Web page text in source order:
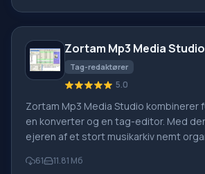
Zortam Mp3 Media Studio
Tag-redaktører
5.0
Zortam Mp3 Media Studio kombinerer
en konverter og en tag-editor. Med
ejeren af et stort musikarkiv nemt
Den indbyggede konverter giver dig
61 11.81 Мб